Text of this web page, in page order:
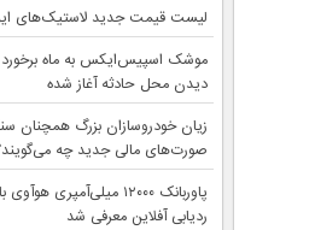
لیست قیمت جدید لاستیک‌های ایرانی
موشک اسپیس‌ایکس به ماه برخورد
دیدن محل حادثه آغاز شده
زیان خودروسازان بزرگ همچنان
صورت‌های مالی جدید چه
ردیابی آفلاین معرفی شد